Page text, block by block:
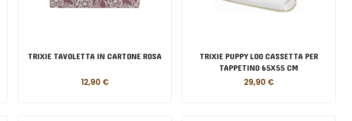
TRIXIE TAVOLETTA IN CARTONE ROSA
12,90 €
TRIXIE PUPPY LOO CASSETTA PER
TAPPETINO 65X55 CM
29,90 €